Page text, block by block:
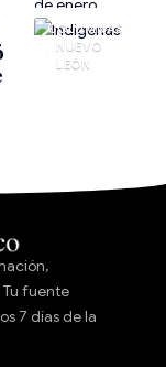
NUEVO
LEÓN
fuente
7 días de la